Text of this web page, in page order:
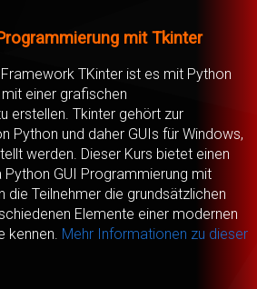
mit Tkinter
TKinter ist es mit Python
einer grafischen
erstellen. Tkinter gehört zur
Python und daher GUIs für Windows,
werden. Dieser Kurs bietet einen
Python GUI Programmierung mit
die Teilnehmer die grundsätzlichen
Elemente einer modernen
kennen. Mehr Informationen zu dieser